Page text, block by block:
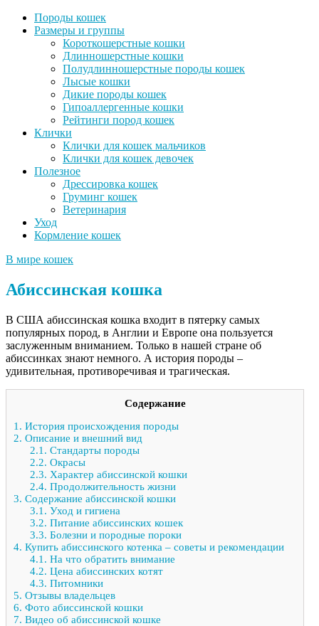
Породы кошек
Размеры и группы
Короткошерстные кошки
Длинношерстные кошки
Полудлинношерстные породы кошек
Лысые кошки
Дикие породы кошек
Гипоаллергенные кошки
Рейтинги пород кошек
Клички
Клички для кошек мальчиков
Клички для кошек девочек
Полезное
Дрессировка кошек
Груминг кошек
Ветеринария
Уход
Кормление кошек
В мире кошек
Абиссинская кошка
В США абиссинская кошка входит в пятерку самых
популярных пород, в Англии и Европе она пользуется
заслуженным вниманием. Только в нашей стране об
абиссинках знают немного. А история породы –
удивительная, противоречивая и трагическая.
Содержание
1. История происхождения породы
2. Описание и внешний вид
2.1. Стандарты породы
2.2. Окрасы
2.3. Характер абиссинской кошки
2.4. Продолжительность жизни
3. Содержание абиссинской кошки
3.1. Уход и гигиена
3.2. Питание абиссинских кошек
3.3. Болезни и породные пороки
4. Купить абиссинского котенка – советы и рекомендации
4.1. На что обратить внимание
4.2. Цена абиссинских котят
4.3. Питомники
5. Отзывы владельцев
6. Фото абиссинской кошки
7. Видео об абиссинской кошке